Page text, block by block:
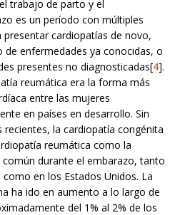
trabajo de parto y el
es un período con múltiples
cardiopatías de novo,
enfermedades ya conocidas, o
presentes no diagnosticadas[4].
reumática era la forma más
entre las mujeres
en países en desarrollo. Sin
la cardiopatía congénita
reumática como la
durante el embarazo, tanto
en los Estados Unidos. La
ha ido en aumento a lo largo de
del 1% al 2% de los